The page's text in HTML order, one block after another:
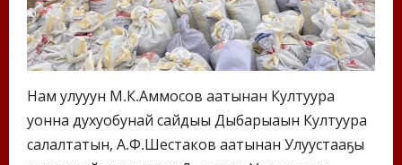
Нам улууһун М.К.Аммосов аатынан Култуура
уонна духуобунай сайдыы Дыбарыаһын Култуура
салалтатын, А.Ф.Шестаков аатынан Улуустааҕы